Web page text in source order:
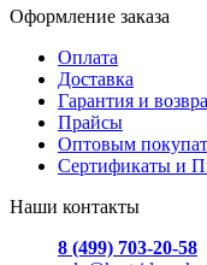
Оформление заказа
Оплата
Доставка
Гарантия и
Прайсы
Оптовым
Сертификаты и
Наши контакты
8 (499) 703-20-58